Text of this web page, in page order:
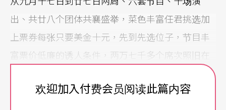
出、共廿八个团体共襄盛举，菜色丰富任君挑选加
上票券每张只要美金十元，先到先选位子，节目丰
富票价低廉的诱人条件，两万七千多个席次照旧在
欢迎加入付费会员阅读此篇内容